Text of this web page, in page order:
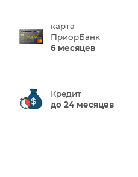
карта
ПриорБанк
6 месяцев
Кредит
до 24 месяцев